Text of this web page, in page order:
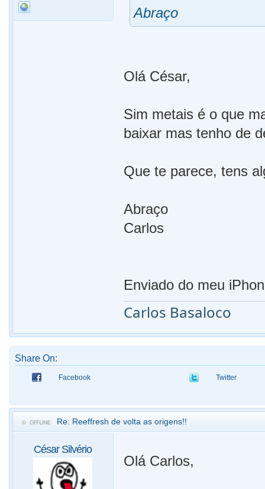
Abraço
Olá César,
Sim metais é o que
baixar mas tenho de
Que te parece, tens
Abraço
Carlos
Enviado do meu
Carlos Basaloco
Share On:
Facebook Twitter
Re: Reeffresh de volta as origens!!
César Silvério
Olá Carlos,